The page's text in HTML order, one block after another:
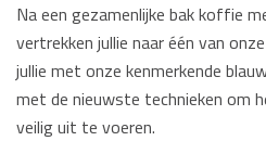
Na een gezamenlijke bak koffie
vertrekken jullie naar één van
jullie met onze kenmerkende
met de nieuwste technieken om
veilig uit te voeren.